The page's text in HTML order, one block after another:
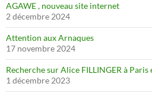
AGAWE , nouveau site internet
2 décembre 2024
Attention aux Arnaques
17 novembre 2024
Recherche sur Alice FILLINGER à
1 décembre 2023